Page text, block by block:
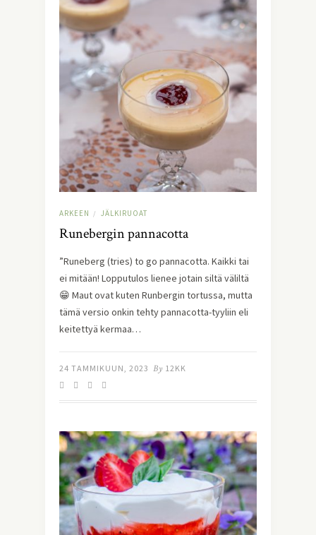
ARKEEN / JÄLKIRUOAT
Runebergin pannacotta
”Runeberg (tries) to go pannacotta. Kaikki tai
ei mitään! Lopputulos lienee jotain siltä väliltä
😁 Maut ovat kuten Runbergin tortussa, mutta
tämä versio onkin tehty pannacotta-tyyliin eli
keitettyä kermaa…
24 TAMMIKUUN, 2023 By 12KK